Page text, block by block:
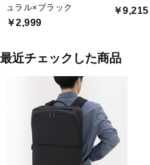
ュラル×ブラック
￥2,999
￥9,215
最近チェックした商品